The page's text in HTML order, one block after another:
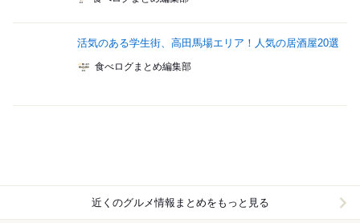
活気のある学生街、高田馬場エリア！人気の居酒屋20選
食べログまとめ編集部
近くのグルメ情報まとめをもっと見る